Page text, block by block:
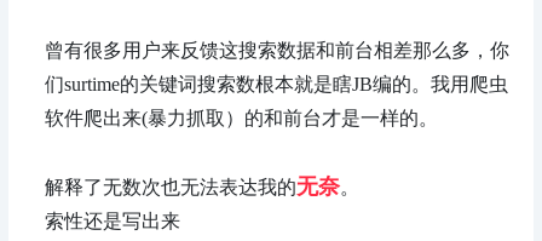
曾有很多用户来反馈这搜索数据和前台相差那么多，你
们surtime的关键词搜索数根本就是瞎JB编的。我用爬虫
软件爬出来(暴力抓取）的和前台才是一样的。
解释了无数次也无法表达我的无奈。
索性还是写出来